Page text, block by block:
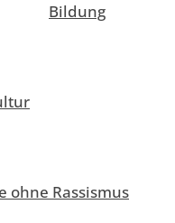
Bildung
ohne Rassismus